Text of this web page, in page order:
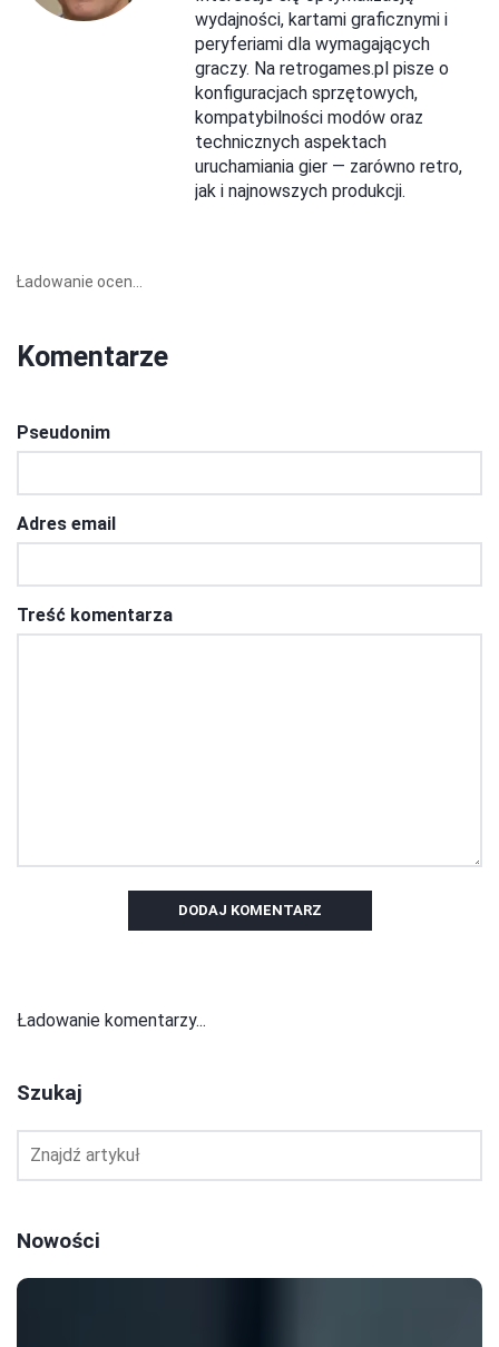
wydajności, kartami graficznymi i
peryferiami dla wymagających
graczy. Na retrogames.pl pisze o
konfiguracjach sprzętowych,
kompatybilności modów oraz
technicznych aspektach
uruchamiania gier — zarówno retro,
jak i najnowszych produkcji.
Ładowanie ocen...
Komentarze
Pseudonim
Adres email
Treść komentarza
DODAJ KOMENTARZ
Ładowanie komentarzy...
Szukaj
Nowości